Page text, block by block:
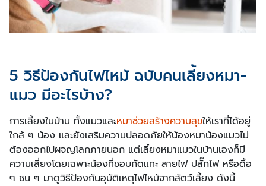
5 วิธีป้องกันไฟไหม้ ฉบับคนเลี้ยงหมา-
แมว มีอะไรบ้าง?
การเลี้ยงในบ้าน ทั้งแมวและหมาช่วยสร้างความสุขให้เราที่ได้อยู่
ใกล้ ๆ น้อง และยังเสริมความปลอดภัยให้น้องหมาน้องแมวไม่
ต้องออกไปผจญโลกภายนอก แต่เลี้ยงหมาแมวในบ้านเองก็มี
ความเสี่ยงโดยเฉพาะน้องที่ชอบกัดแทะ สายไฟ ปลั๊กไฟ หรือดื้อ
ๆ ซน ๆ มาดูวิธีป้องกันอุบัติเหตุไฟไหม้จากสัตว์เลี้ยง ดังนี้